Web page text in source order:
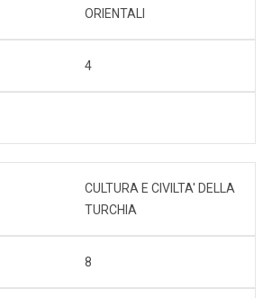
ORIENTALI
4
CULTURA E CIVILTA' DELLA
TURCHIA
8